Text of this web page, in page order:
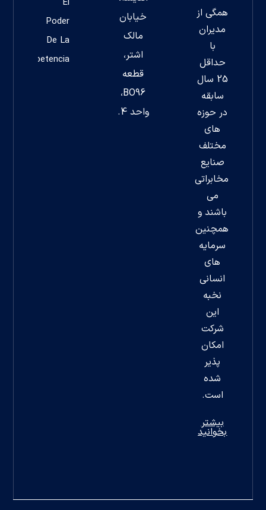
همگی از
مدیران
با
حداقل
25 سال
سابقه
در حوزه
های
مختلف
صنایع
مخابراتی
می
باشند و
همچنین
سرمایه
های
انسانی
نخبه
این
شرکت
امکان
پذیر
شده
است.
بیشتر
بخوانید
خیابان
مالک
اشتر،
قطعه
BO96،
واحد 4.
El
Poder
De La
Competencia